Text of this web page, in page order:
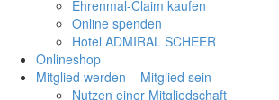
Ehrenmal-Claim kaufen
Online spenden
Hotel ADMIRAL SCHEER
Onlineshop
Mitglied werden – Mitglied sein
Nutzen einer Mitgliedschaft